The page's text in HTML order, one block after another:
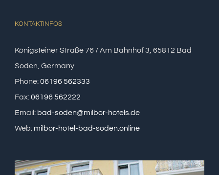
KONTAKTINFOS
Königsteiner Straße 76 / Am Bahnhof 3, 65812 Bad
Soden, Germany
Phone:06196 562333
Fax:06196 562222
Email: bad-soden@milbor-hotels.de
Web: milbor-hotel-bad-soden.online